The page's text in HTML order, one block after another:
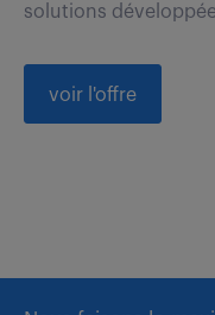
solutions
voir l'offre